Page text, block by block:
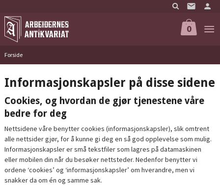
til
innholdet
0
Forside
Informasjonskapsler på disse sidene
Cookies, og hvordan de gjør tjenestene våre
bedre for deg
Nettsidene våre benytter cookies (informasjonskapsler), slik omtrent
alle nettsider gjør, for å kunne gi deg en så god opplevelse som mulig.
Informasjonskapsler er små tekstfiler som lagres på datamaskinen
eller mobilen din når du besøker nettsteder. Nedenfor benytter vi
ordene ‘cookies’ og ‘informasjonskapsler’ om hverandre, men vi
snakker da om én og samme sak.